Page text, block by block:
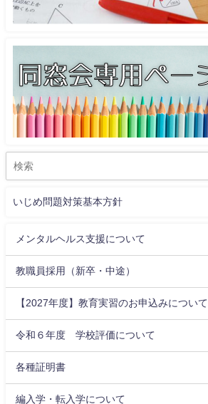
いじめ問題対策基本方針
メンタルヘルス支援について
教職員採用（新卒・中途）
【2027年度】教育実習のお申込みについて
令和６年度 学校評価について
各種証明書
編入学・転入学について